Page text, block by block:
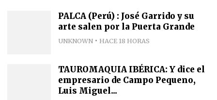
PALCA (Perú) : José Garrido y su
arte salen por la Puerta Grande
UNKNOWN HACE 18 HORAS
TAUROMAQUIA IBÉRICA: Y dice el
empresario de Campo Pequeno,
Luis Miguel...